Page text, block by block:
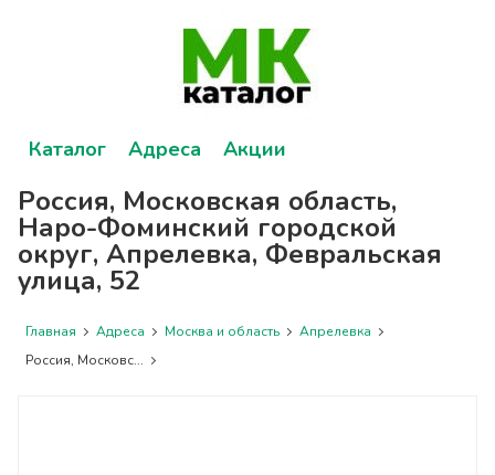
Каталог Адреса Акции
Россия, Московская область,
Наро-Фоминский городской
округ, Апрелевка, Февральская
улица, 52
Главная Адреса Москва и область
Апрелевка
Россия, Московс...